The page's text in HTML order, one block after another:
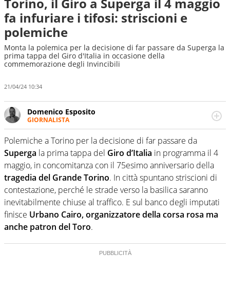
fa infuriare i tifosi: striscioni e
polemiche
Monta la polemica per la decisione di far passare da Superga la
prima tappa del Giro d'Italia in occasione della
commemorazione degli Invincibili
21/04/24 10:34
Domenico Esposito
GIORNALISTA
Da vent’anni in campo e sul campo per vivere ogni evento
in tutte le sue sfaccettature. Passione smisurata per il
calcio e per la sfera di cuoio. Il pallone è una cosa
serissima, guai a dirgli di no
Polemiche a Torino per la decisione di far passare da
Superga la prima tappa del Giro d’Italia in programma il 4
maggio, in concomitanza con il 75esimo anniversario della
tragedia del Grande Torino. In città spuntano striscioni di
contestazione, perché le strade verso la basilica saranno
inevitabilmente chiuse al traffico. E sul banco degli imputati
finisce Urbano Cairo, organizzatore della corsa rosa ma
anche patron del Toro.